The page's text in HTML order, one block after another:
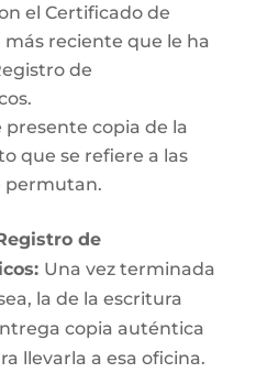
el Certificado de
reciente que le ha
de
presente copia de la
que se refiere a las
permutan.
de
Una vez terminada
la de la escritura
copia auténtica
llevarla a esa oficina.